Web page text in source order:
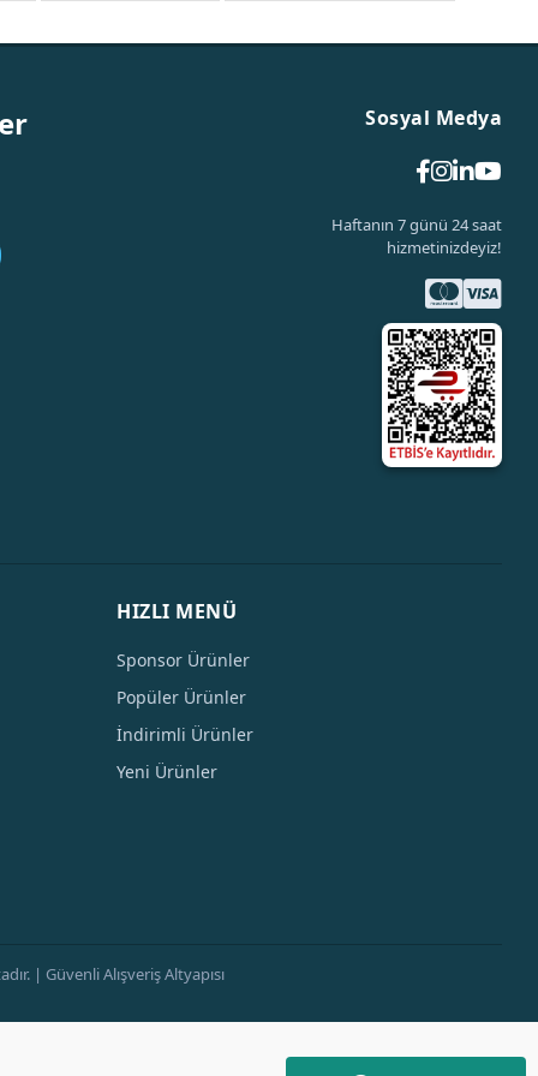
Sosyal Medya
Haftanın 7 günü 24 saat
hizmetinizdeyiz!
HIZLI MENÜ
Sponsor Ürünler
Popüler Ürünler
İndirimli Ürünler
Yeni Ürünler
| Güvenli Alışveriş Altyapısı